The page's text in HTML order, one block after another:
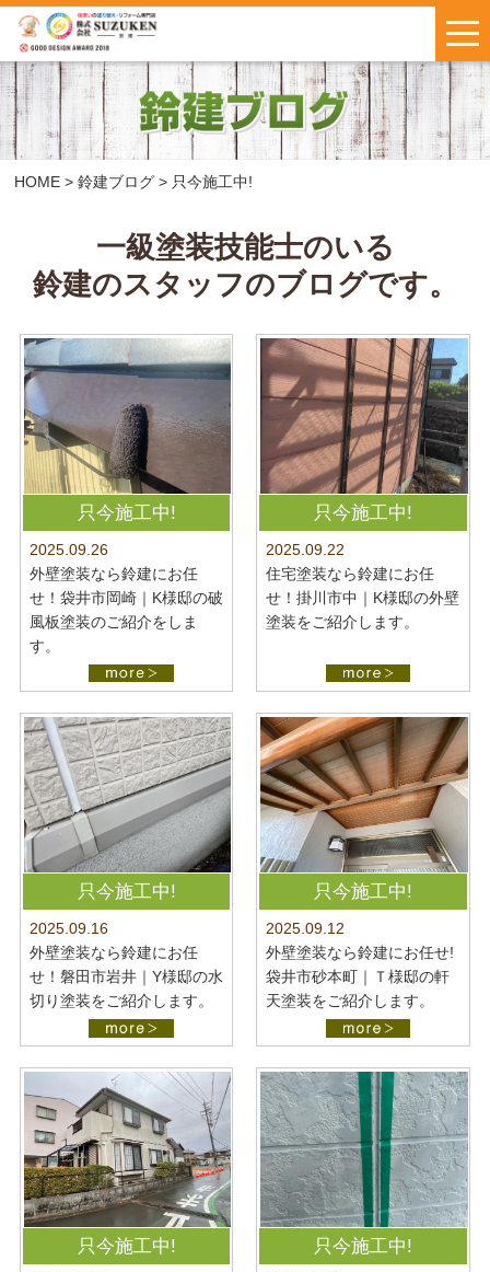
鈴建ブログ
新着情報
W保証について
会社概要
はじめての方へ
施工事例
お客様の声
お問い合わせ ・お見積もり
LINEで気軽に
お問い合わせ
インスタで
最新施工事例
公開中
プライバシーポリシー
HOME > 鈴建ブログ > 只今施工中!
一級塗装技能士のいる
鈴建のスタッフのブログです。
只今施工中!
2025.09.26
外壁塗装なら鈴建にお任
せ！袋井市岡崎｜K様邸の破
風板塗装のご紹介をしま
す。
只今施工中!
2025.09.22
住宅塗装なら鈴建にお任
せ！掛川市中｜K様邸の外壁
塗装をご紹介します。
只今施工中!
2025.09.16
外壁塗装なら鈴建にお任
せ！磐田市岩井｜Y様邸の水
切り塗装をご紹介します。
只今施工中!
2025.09.12
外壁塗装なら鈴建にお任せ!
袋井市砂本町｜Ｔ様邸の軒
天塗装をご紹介します。
只今施工中! 只今施工中!